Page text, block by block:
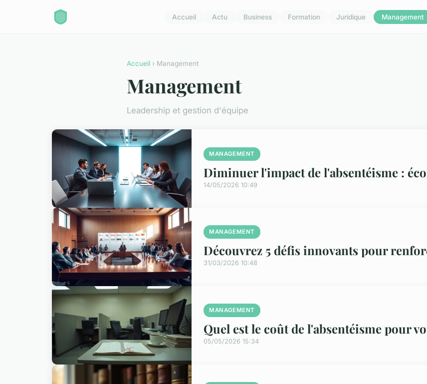
Accueil Actu Business Formation Juridique Management
Accueil › Management
Management
Leadership et gestion d'équipe
MANAGEMENT
Diminuer l'impact de l'absentéisme :
14/05/2026 10:49
MANAGEMENT
Découvrez 5 défis innovants pour
31/03/2026 10:48
MANAGEMENT
Quel est le coût de l'absentéisme pour
05/05/2026 15:34